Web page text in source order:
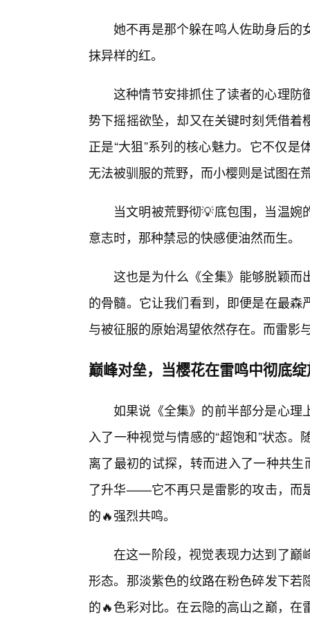
她不再是那个躲在鸣人佐助身后的
抹异样的红。
这种情节安排抓住了读者的心理防
势下摇摇欲坠，却又在关键时刻凭借
正是“大狙”系列的核心魅力。它不仅
无法被驯服的荒野，而小樱则是试图在
当文明被荒野彻💡底包围，当温
意志时，那种禁忌的快感便油然而生。
这也是为什么《全集》能够脱颖而
的骨髓。它让我们看到，即便是在最
与被征服的原始渴望依然存在。而雷影
巅峰对垒，当樱花在雷鸣中彻底
如果说《全集》的前半部分是心理
入了一种视觉与情感的“超饱和”状态
离了最初的试探，转而进入了一种共
了升华——它不再只是雷影的攻击，而
的🔥强烈共鸣。
在这一阶段，视觉表现力达到了巅
形态。那淡紫色的纹路在粉色碎发下
的🔥色彩对比。在云隐的高山之巅，